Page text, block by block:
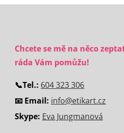
Chcete se mě na něco
ráda Vám pomůžu!
📞Tel.: 604 323 306
📧 Email: info@etikart.cz
Skype: Eva Jungmanová